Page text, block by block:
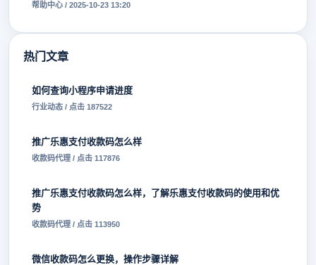
帮助中心 / 2025-10-23 13:20
热门文章
如何查询小程序申请进度
行业动态 / 点击 187522
推广乐惠支付收款码怎么样
收款码代理 / 点击 117876
推广乐惠支付收款码怎么样，了解乐惠支付收款码的使用和优
势
收款码代理 / 点击 113950
微信收款码怎么更换，操作步骤详解